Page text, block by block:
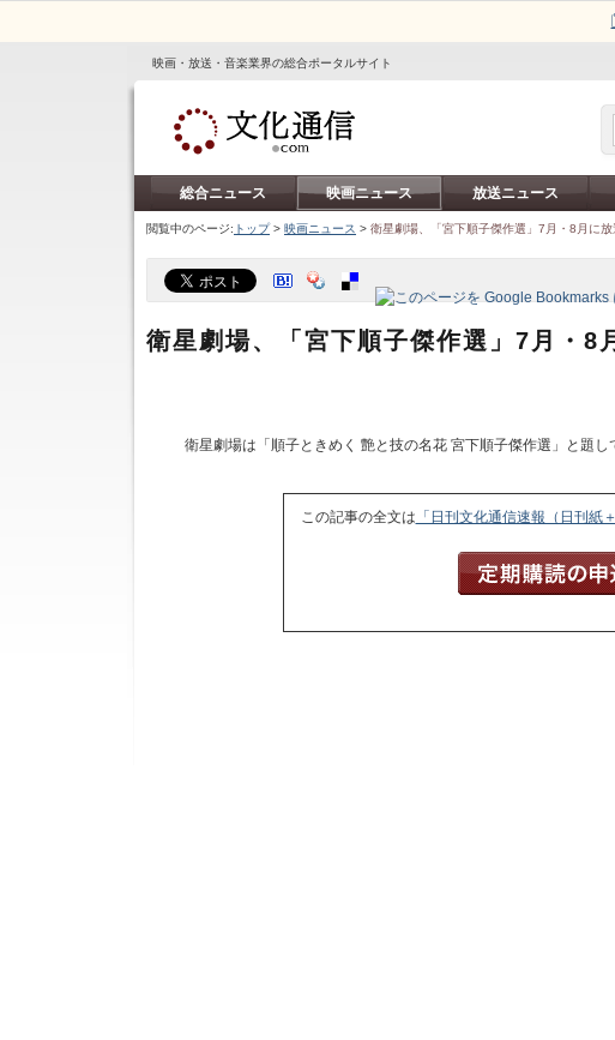
映画・放送・音楽業界の総合ポータルサイト
総合ニュース 映画ニュース 放送ニュース
閲覧中のページ: トップ> 映画ニュース > 衛星劇場、「宮下順子傑作選」7月・8月に放
衛星劇場、「宮下順子傑作選」7月・8
衛星劇場は「順子ときめく 艶と技の名花 宮下順子傑作選」と題
この記事の全文は 「日刊文化通信速報（日刊紙